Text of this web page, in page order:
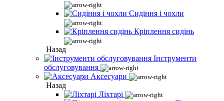
Сидіння і чохли
Кріплення сидінь
Назад
Інструменти
обслуговування
Аксесуари
Назад
Ліхтарі